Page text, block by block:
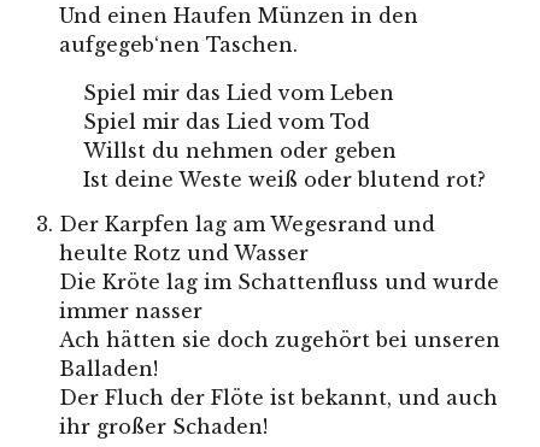
Und einen Haufen Münzen in den
aufgegeb‘nen Taschen.
Spiel mir das Lied vom Leben
Spiel mir das Lied vom Tod
Willst du nehmen oder geben
Ist deine Weste weiß oder blutend rot?
Der Karpfen lag am Wegesrand und
heulte Rotz und Wasser
Die Kröte lag im Schattenfluss und wurde
immer nasser
Ach hätten sie doch zugehört bei unseren
Balladen!
Der Fluch der Flöte ist bekannt, und auch
ihr großer Schaden!